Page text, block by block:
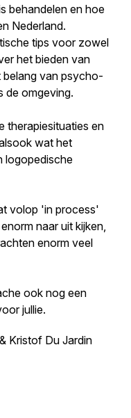
behandelen en hoe
Nederland.
tips voor zowel
het bieden van
belang van psycho-
de omgeving.
therapiesituaties en
wat het
logopedische
volop 'in process'
naar uit kijken,
enorm veel
ook nog een
jullie.
Kristof Du Jardin